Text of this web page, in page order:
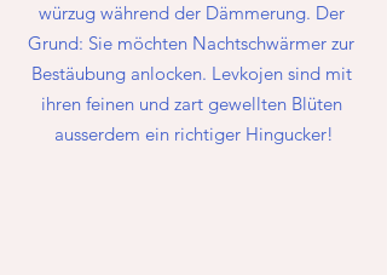
würzug während der Dämmerung. Der
Grund: Sie möchten Nachtschwärmer zur
Bestäubung anlocken. Levkojen sind mit
ihren feinen und zart gewellten Blüten
ausserdem ein richtiger Hingucker!